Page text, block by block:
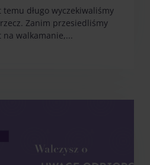
temu długo wyczekiwaliśmy
Zanim przesiedliśmy
na walkamanie,...